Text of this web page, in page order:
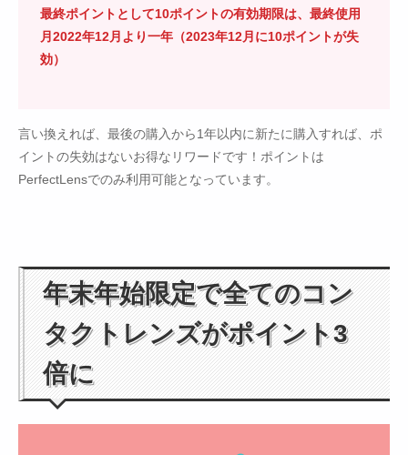
最終ポイントとして10ポイントの有効期限は、最終使用
月2022年12月より一年（2023年12月に10ポイントが失
効）
言い換えれば、最後の購入から1年以内に新たに購入すれば、ポ
イントの失効はないお得なリワードです！ポイントは
PerfectLensでのみ利用可能となっています。
年末年始限定で全てのコン
タクトレンズがポイント3
倍に